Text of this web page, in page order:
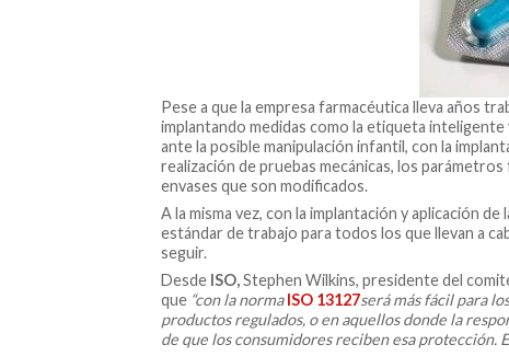
Pese a que la empresa farmacéutica lleva años
implantando medidas como la etiqueta
ante la posible manipulación infantil, con la
realización de pruebas mecánicas, los
envases que son modificados.
A la misma vez, con la implantación y aplicación de
estándar de trabajo para todos los que llevan a
seguir.
Desde ISO,Stephen Wilkins, presidente del
que “con la normaISO 13127será más fácil para
productos regulados, o en aquellos donde la
de que los consumidores reciben esa protección.